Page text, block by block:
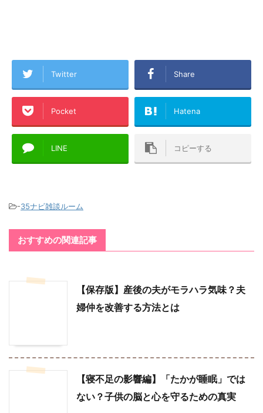
Twitter Share
Pocket Hatena
LINE コピーする
-35ナビ雑談ルーム
おすすめの関連記事
【保存版】産後の夫がモラハラ気味？夫
婦仲を改善する方法とは
【寝不足の影響編】「たかが睡眠」では
ない？子供の脳と心を守るための真実